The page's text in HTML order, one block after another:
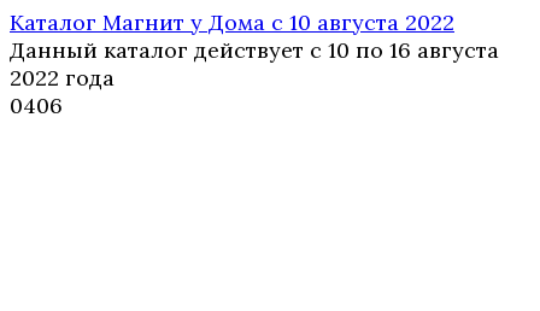
Каталог Магнит у Дома с 10 августа 2022
Данный каталог действует с 10 по 16 августа
2022 года
0406